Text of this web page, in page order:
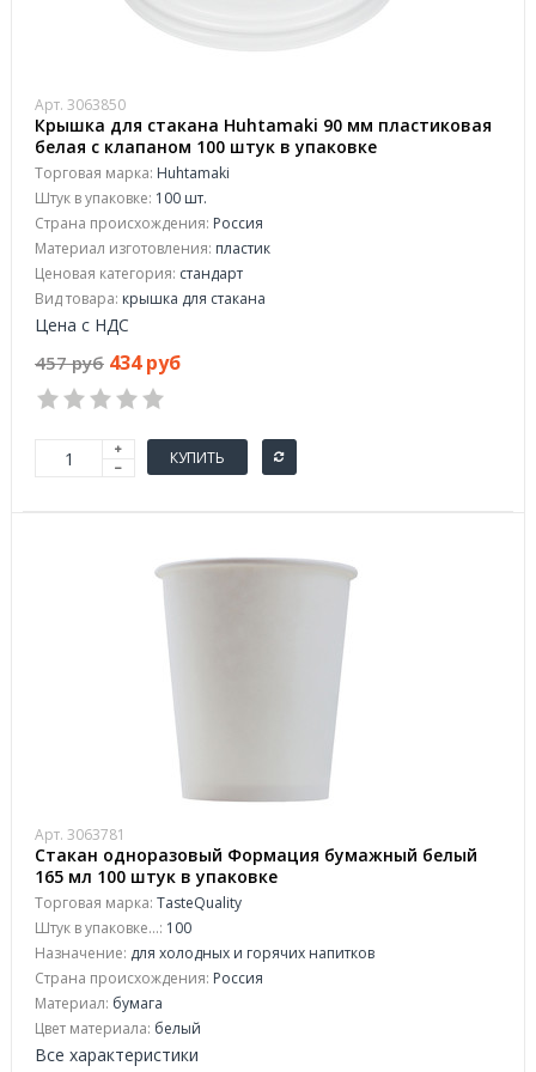
Арт. 3063850
Крышка для стакана Huhtamaki 90 мм пластиковая
белая с клапаном 100 штук в упаковке
Торговая марка: Huhtamaki
Штук в упаковке: 100 шт.
Страна происхождения: Россия
Материал изготовления: пластик
Ценовая категория: стандарт
Вид товара: крышка для стакана
Цена с НДС
457 руб 434 руб
КУПИТЬ
Арт. 3063781
Стакан одноразовый Формация бумажный белый
165 мл 100 штук в упаковке
Торговая марка: TasteQuality
Штук в упаковке...: 100
Назначение: для холодных и горячих напитков
Страна происхождения: Россия
Материал: бумага
Цвет материала: белый
Все характеристики